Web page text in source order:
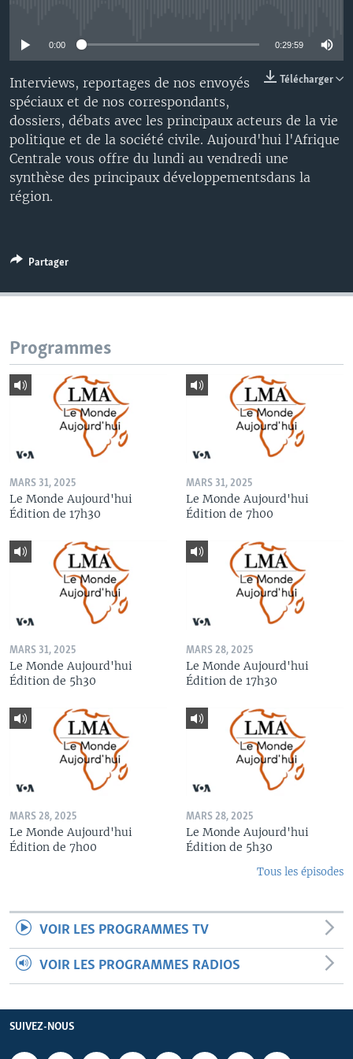
0:00 0:29:59
Télécharger
Interviews, reportages de nos envoyés
spéciaux et de nos correspondants,
dossiers, débats avec les principaux acteurs de la vie
politique et de la société civile. Aujourd'hui l'Afrique
Centrale vous offre du lundi au vendredi une
synthèse des principaux développementsdans la
région.
Partager
Programmes
MARS 31, 2025
Le Monde Aujourd'hui
Édition de 17h30
MARS 31, 2025
Le Monde Aujourd'hui
Édition de 7h00
MARS 31, 2025
Le Monde Aujourd'hui
Édition de 5h30
MARS 28, 2025
Le Monde Aujourd'hui
Édition de 17h30
MARS 28, 2025
Le Monde Aujourd'hui
Édition de 7h00
MARS 28, 2025
Le Monde Aujourd'hui
Édition de 5h30
Tous les épisodes
VOIR LES PROGRAMMES TV
VOIR LES PROGRAMMES RADIOS
SUIVEZ-NOUS